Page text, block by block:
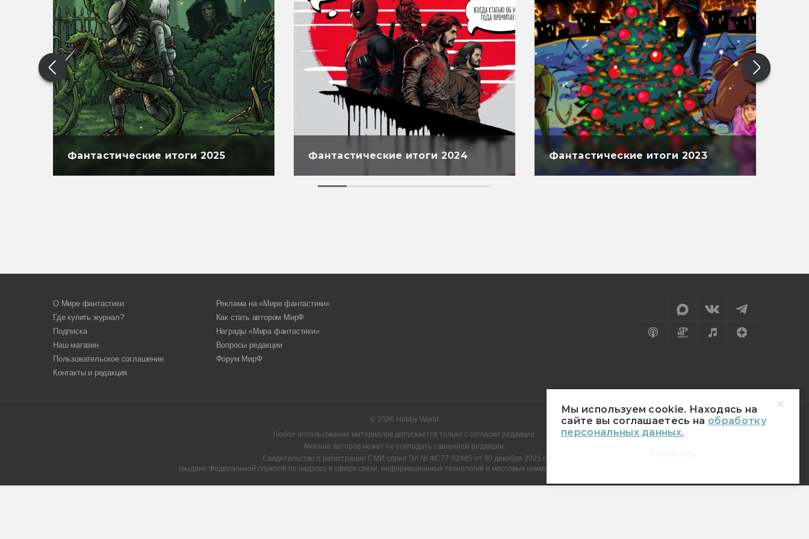
Мы используем cookie. Находясь на
сайте вы соглашаетесь на обработку
персональных данных.
Фантастические итоги 2025 Фантастические итоги 2024 Фантастические итоги 2023
О Мире фантастики
Где купить журнал?
Подписка
Наш магазин
Пользовательское соглашение
Контакты и редакция
Реклама на «Мире фантастики»
Как стать автором МирФ
Награды «Мира фантастики»
Вопросы редакции
Форум МирФ
© 2026 Hobby World
Любое использование материалов допускается только с согласия редакции.
Мнение авторов может не совпадать с мнением редакции.
Свидетельство о регистрации СМИ серия Эл № ФС77-82485 от 30 декабря 2021 г.
(выдано Федеральной службой по надзору в сфере связи, информационных технологий и массовых коммуникаций (Роскомнадзор)